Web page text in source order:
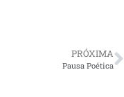
PRÓXIMA
Pausa Poética